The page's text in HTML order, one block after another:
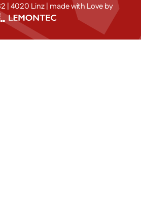
| 4020 Linz | made with Love by